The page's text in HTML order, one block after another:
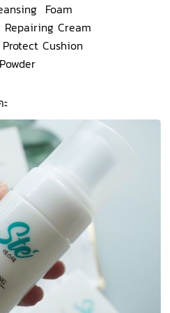
Foam
Cream
Cushion